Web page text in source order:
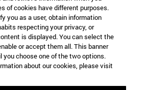
of cookies have different purposes.
you as a user, obtain information
respecting your privacy, or
is displayed. You can select the
or accept them all. This banner
you choose one of the two options.
about our cookies, please visit